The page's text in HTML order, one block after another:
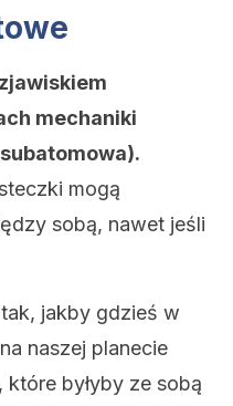
mechaniki
mogą
sobą, nawet jeśli
jakby gdzieś w
naszej planecie
które byłyby ze sobą